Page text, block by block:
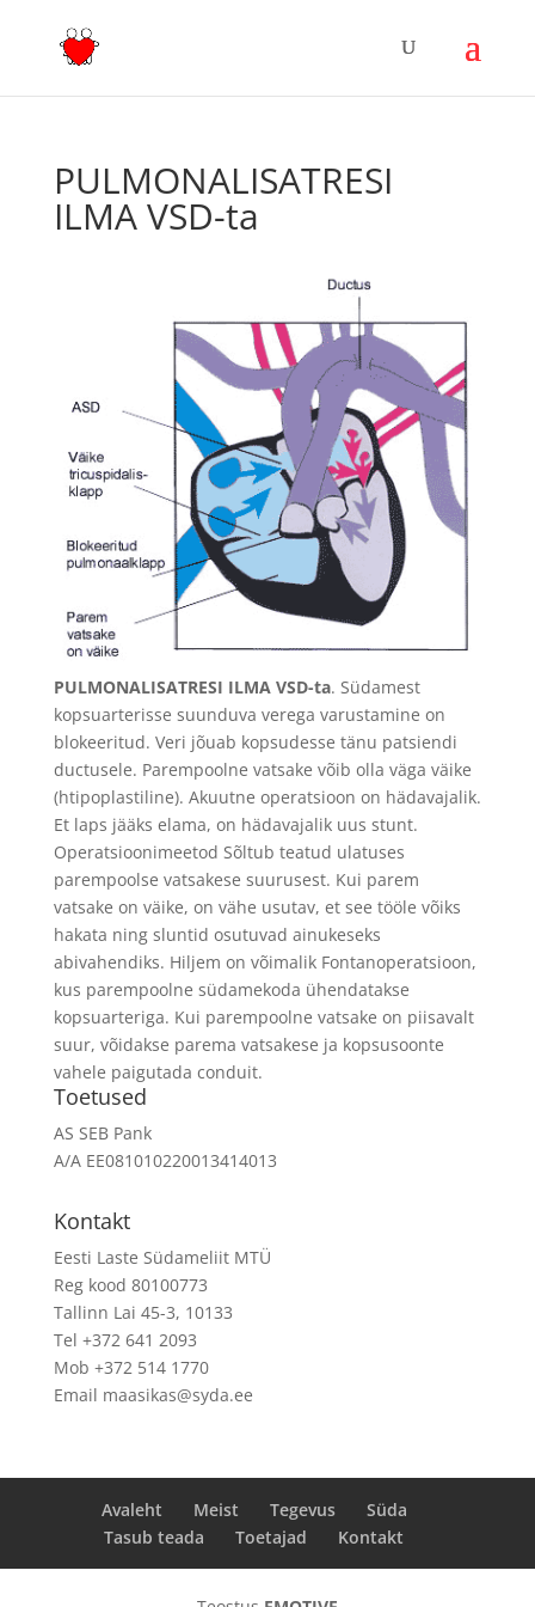
PULMONALISATRESI
ILMA VSD-ta
PULMONALISATRESI ILMA VSD-ta. Südamest
kopsuarterisse suunduva verega varustamine on
blokeeritud. Veri jõuab kopsudesse tänu patsiendi
ductusele. Parempoolne vatsake võib olla väga väike
(htipoplastiline). Akuutne operatsioon on hädavajalik.
Et laps jääks elama, on hädavajalik uus stunt.
Operatsioonimeetod Sõltub teatud ulatuses
parempoolse vatsakese suurusest. Kui parem
vatsake on väike, on vähe usutav, et see tööle võiks
hakata ning sluntid osutuvad ainukeseks
abivahendiks. Hiljem on võimalik Fontanoperatsioon,
kus parempoolne südamekoda ühendatakse
kopsuarteriga. Kui parempoolne vatsake on piisavalt
suur, võidakse parema vatsakese ja kopsusoonte
vahele paigutada conduit.
Toetused
AS SEB Pank
A/A EE081010220013414013
Kontakt
Eesti Laste Südameliit MTÜ
Reg kood 80100773
Tallinn Lai 45-3, 10133
Tel +372 641 2093
Mob +372 514 1770
Email maasikas@syda.ee
Avaleht Meist Tegevus
Süda
Tasub teada
Toetajad Kontakt